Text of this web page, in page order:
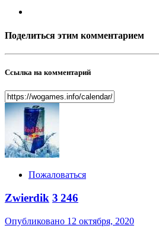
Поделиться этим комментарием
Ссылка на комментарий
Пожаловаться
Zwierdik 3 246
Опубликовано 12 октября, 2020